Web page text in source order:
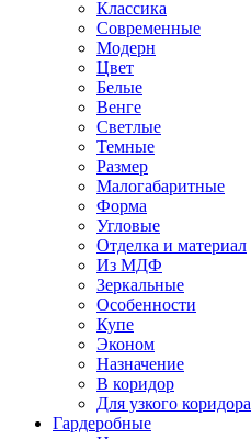
Классика
Современные
Модерн
Цвет
Белые
Венге
Светлые
Темные
Размер
Малогабаритные
Форма
Угловые
Отделка и материал
Из МДФ
Зеркальные
Особенности
Купе
Эконом
Назначение
В коридор
Для узкого коридора
Гардеробные